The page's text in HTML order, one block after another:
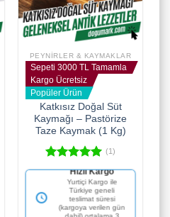
PEYNIRLER & KAYMAKLAR
Sepeti 3000 TL Tamamla
Kargo Ücretsiz
Popüler Ürün
Katkısız Doğal Süt
Kaymağı – Pastörize
Taze Kaymak (1 Kg)
5 üzerinden
oy
(1)
Hızlı Kargo
Yurtiçi Kargo ile
Türkiye geneli
teslimat süresi
(kargoya verilen gün